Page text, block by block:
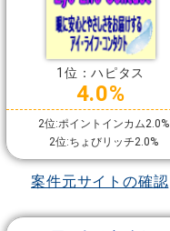
1位：ハピタス
4.0%
2位:ポイントインカム2.0%
2位:ちょびリッチ2.0%
案件元サイトの確認